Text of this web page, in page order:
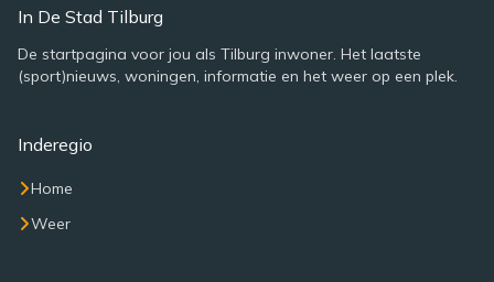
In De Stad Tilburg
De startpagina voor jou als Tilburg inwoner. Het laatste
(sport)nieuws, woningen, informatie en het weer op een plek.
Inderegio
Home
Weer